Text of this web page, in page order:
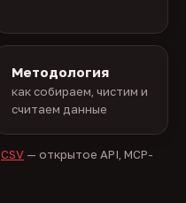
Методология
как собираем, чистим и
считаем данные
CSV — открытое API, MCP-